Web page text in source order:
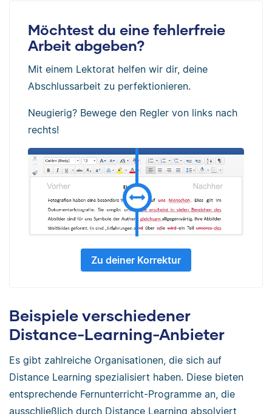
Möchtest du eine fehlerfreie
Arbeit abgeben?
Mit einem Lektorat helfen wir dir, deine
Abschlussarbeit zu perfektionieren.
Neugierig? Bewege den Regler von links nach
rechts!
Zu deiner Korrektur
Beispiele verschiedener
Distance-Learning-Anbieter
Es gibt zahlreiche Organisationen, die sich auf
Distance Learning spezialisiert haben. Diese bieten
entsprechende Fernunterricht-Programme an, die
ausschließlich durch Distance Learning absolviert